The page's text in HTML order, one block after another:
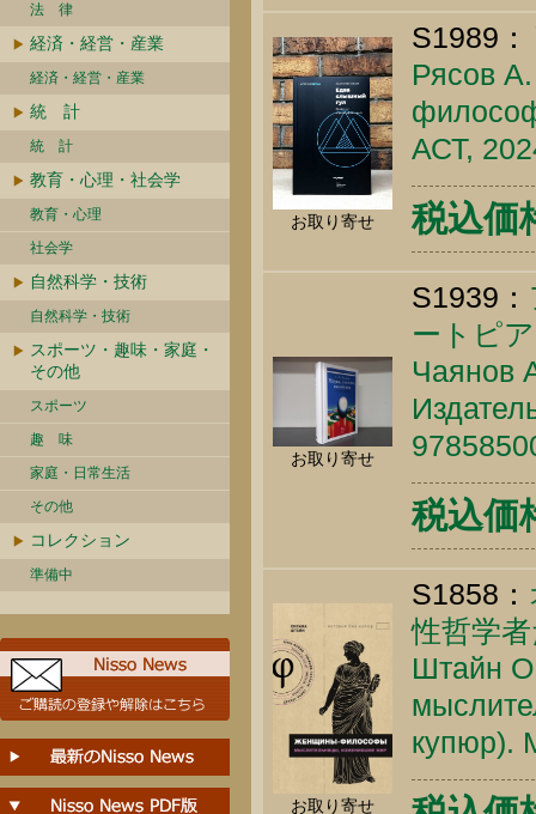
法 律
経済・経営・産業
経済・経営・産業
統 計
統 計
教育・心理・社会学
教育・心理
社会学
自然科学・技術
自然科学・技術
スポーツ・趣味・家庭・
その他
スポーツ
趣 味
家庭・日常生活
その他
コレクション
準備中
お取り寄せ
S1989：
Рясов
АСТ,
税込価
お取り寄せ
S1939：
ートピ
Чаянов
税込価
お取り寄せ
S1858：
性哲学
Штайн
купюр).